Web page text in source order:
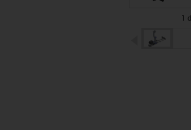
1
igus-icon-